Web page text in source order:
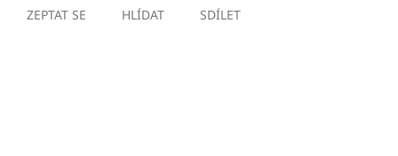
ZEPTAT SE HLÍDAT SDÍLET